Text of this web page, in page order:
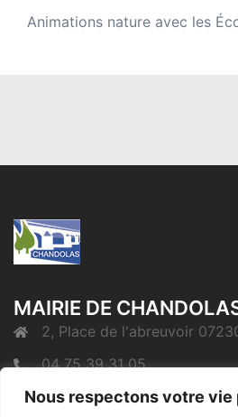
Nous respectons votre vie
Animations nature avec les
MAIRIE DE
2, Place de l'abreuvoir
04 75 39 31 05
mairie@chandolas.fr